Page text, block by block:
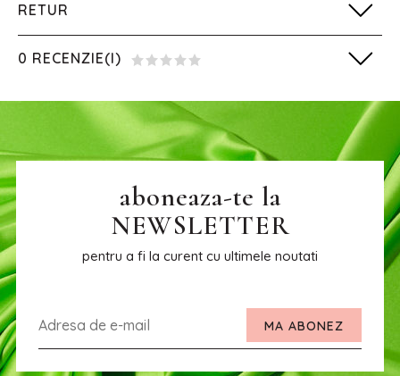
RETUR
0 RECENZIE(I)
aboneaza-te la
NEWSLETTER
pentru a fi la curent cu ultimele noutati
MA ABONEZ